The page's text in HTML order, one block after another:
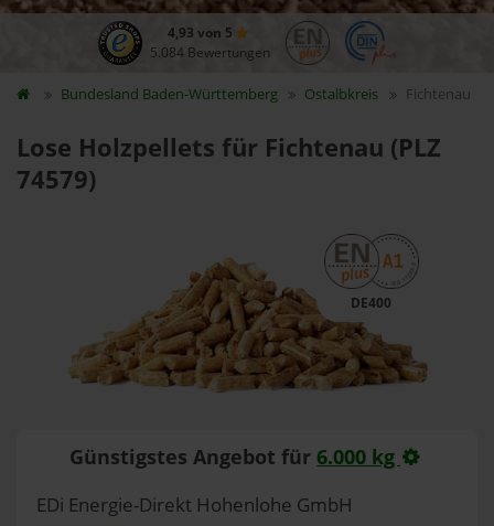
4,93 von 5
5.084 Bewertungen
Bundesland Baden-Württemberg Ostalbkreis Fichtenau
Lose Holzpellets für Fichtenau (PLZ
74579)
DE400
Günstigstes Angebot für 6.000 kg
EDi Energie-Direkt Hohenlohe GmbH